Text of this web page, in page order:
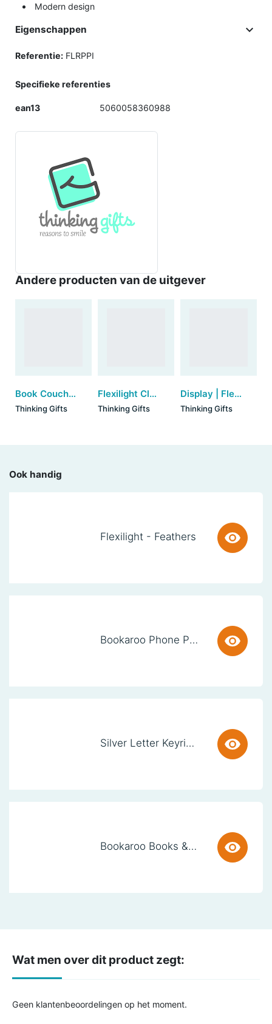
Modern design
Eigenschappen 
Referentie: FLRPPI
Specifieke referenties
ean13 5060058360988
Andere producten van de uitgever
Book Couch - Sloth
Thinking Gifts
Flexilight Classic oplaadbaar - Black Dots
Thinking Gifts
Display | Flexilight Classic (LEEG)
Thinking Gifts
Ook handig
Flexilight - Feathers
Bookaroo Phone Pocket - Brown
Silver Letter Keyring - S (set van 3)
Bookaroo Books & Stuff Pouch - Botanical
Wat men over dit product zegt:
Geen klantenbeoordelingen op het moment.